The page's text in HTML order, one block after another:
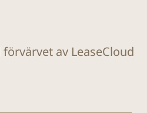
av LeaseCloud